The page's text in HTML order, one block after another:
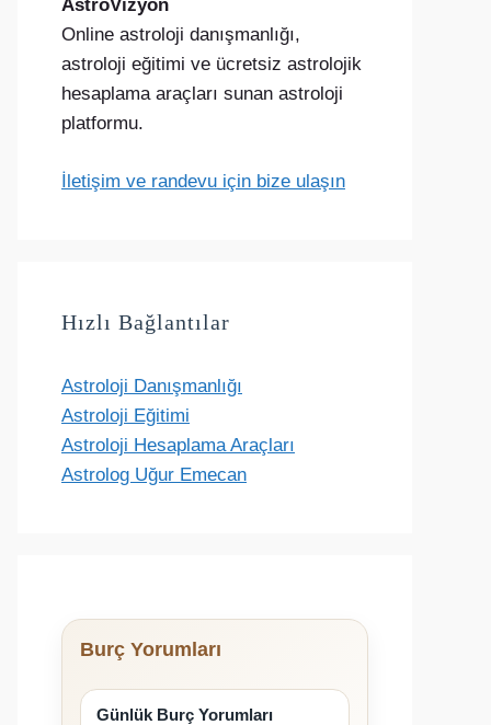
AstroVizyon
Online astroloji danışmanlığı,
astroloji eğitimi ve ücretsiz astrolojik
hesaplama araçları sunan astroloji
platformu.
İletişim ve randevu için bize ulaşın
Hızlı Bağlantılar
Astroloji Danışmanlığı
Astroloji Eğitimi
Astroloji Hesaplama Araçları
Astrolog Uğur Emecan
Burç Yorumları
Günlük Burç Yorumları